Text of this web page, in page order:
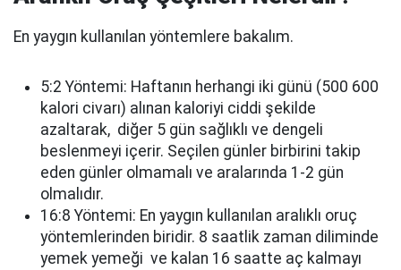
En yaygın kullanılan yöntemlere bakalım.
5:2 Yöntemi: Haftanın herhangi iki günü (500 600
kalori civarı) alınan kaloriyi ciddi şekilde
azaltarak, diğer 5 gün sağlıklı ve dengeli
beslenmeyi içerir. Seçilen günler birbirini takip
eden günler olmamalı ve aralarında 1-2 gün
olmalıdır.
16:8 Yöntemi: En yaygın kullanılan aralıklı oruç
yöntemlerinden biridir. 8 saatlik zaman diliminde
yemek yemeği ve kalan 16 saatte aç kalmayı